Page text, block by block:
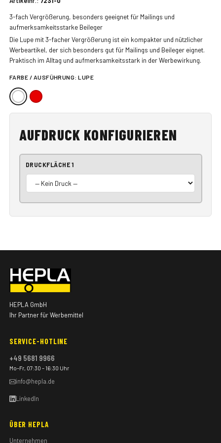
3-fach Vergrößerung, besonders geeignet für Mailings und
aufmerksamkeitsstarke Beileger
Die Lupe mit 3-facher Vergrößerung ist ein kompakter und nützlicher
Werbeartikel, der sich besonders gut für Mailings und Beileger eignet.
Praktisch im Alltag und aufmerksamkeitsstark in der Werbewirkung.
FARBE / AUSFÜHRUNG:LUPE
AUFDRUCK KONFIGURIEREN
DRUCKFLÄCHE 1
HEPLA GmbH
Ihr Partner für Werbemittel
SERVICE-HOTLINE
+49 5681 9966
Mo–Fr, 07:30 – 16:30 Uhr
info@hepla.de
LinkedIn
ÜBER HEPLA
Unternehmen